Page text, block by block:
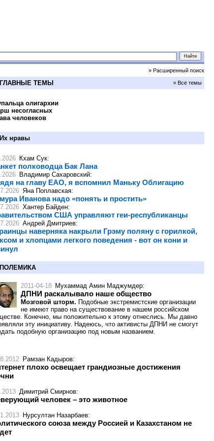
» Расширенный поиск
ГЛАВНЫЕ ТЕМЫ » Все темы
олигархии
несогласных
человеков
Их нравы
Кхам Сук:
полководца Бак Лана
Владимир Сахаровский:
на главу ЕАО, я вспомнил Маньку Облигацию
Яна Поплавская:
Иванова надо «понять и простить»
Хантер Байден:
США управляют геи-республиканцы
Андрей Дмитриев:
наверняка накрыли Грэму поляну с горилкой,
и хлопцами легкого поведения - вот он кони и
ПОЛЕМИКА
2011-04-18 Мухаммад Амин Маджумдер:
ДПНИ раскалывало наше общество
Мозговой шторм. Подобные экстремистские организации
не имеют право на существование в нашем российском
Конечно, мы положительно к этому отнеслись. Мы давно
эту инициативу. Надеюсь, что активисты ДПНИ не смогут
подобную организацию под новым названием.
Рамзан Кадыров:
плохо освещает грандиозные достижения
Димитрий Смирнов:
человек – это животное
Нурсултан Назарбаев:
союза между Россией и Казахстаном не